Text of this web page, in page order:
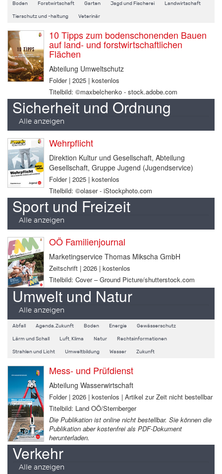
Boden Forstwirtschaft Garten Jagd und Fischerei Landwirtschaft
Tierschutz und -haltung Veterinär
10 Tipps zum bodenschonenden Bauen
auf land- und forstwirtschaftlichen
Flächen
Abteilung Umweltschutz
Folder | 2025 | kostenlos
Titelbild: ©maxbelchenko - stock.adobe.com
Sicherheit und Ordnung
Alle anzeigen
Wehrpflicht
Direktion Kultur und Gesellschaft, Abteilung
Gesellschaft, Gruppe Jugend (Jugendservice)
Folder | 2025 | kostenlos
Titelbild: ©olaser - iStockphoto.com
Sport und Freizeit
Alle anzeigen
OÖ Familienjournal
Marketingservice Thomas Mikscha GmbH
Zeitschrift | 2026 | kostenlos
Titelbild: Cover – Ground Picture/shutterstock.com
Umwelt und Natur
Alle anzeigen
Abfall Agenda.Zukunft Boden Energie Gewässerschutz
Lärm und Schall Luft, Klima Natur Rechtsinformationen
Strahlen und Licht Umweltbildung Wasser Zukunft
Mess- und Prüfdienst
Abteilung Wasserwirtschaft
Folder | 2026 | kostenlos | Artikel zur Zeit nicht bestellbar
Titelbild: Land OÖ/Sternberger
Die Publikation ist online nicht bestellbar. Sie können die
Publikation aber kostenfrei als PDF-Dokument
herunterladen.
Verkehr
Alle anzeigen